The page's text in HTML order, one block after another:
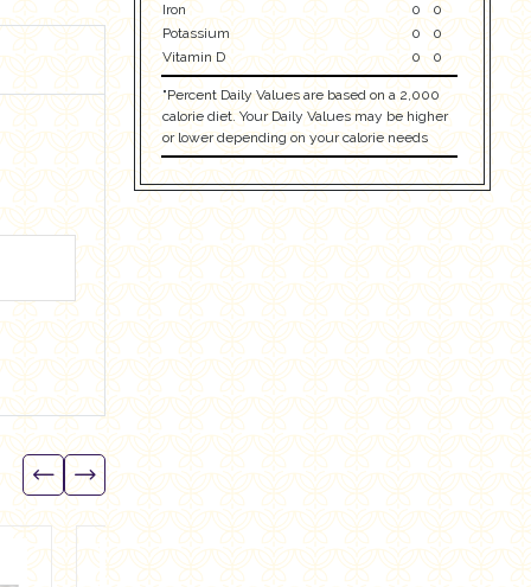
Iron
0
0
Potassium
0
0
Vitamin D
0 0
"Percent Daily Values are based on a 2,000
calorie diet. Your Daily Values may be higher
or lower depending on your calorie needs